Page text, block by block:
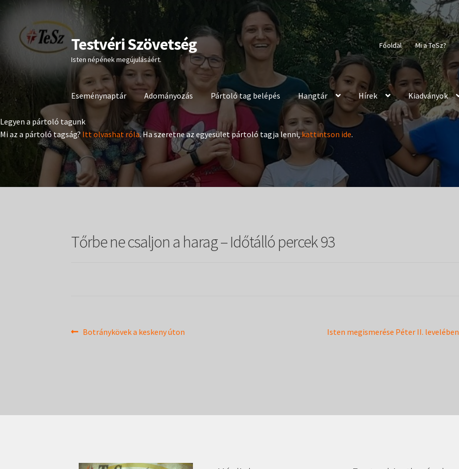
Ugrás
a
navigációhoz
Kilépés
a
tartalomba
Testvéri Szövetség
Isten népének megújulásáért.
Főoldal Mi a TeSz?
Eseménynaptár Adományozás Pártoló tag belépés Hangtár Hírek Kiadványok
Legyen a pártoló tagunk
Mi az a pártoló tagság? Itt olvashat róla. Ha szeretne az egyesület pártoló tagja lenni,kattintson ide.
Tőrbe ne csaljon a harag – Időtálló percek 93
Bejegyzés
Previous
Botránykövek a keskeny úton
Next
Isten megismerése Péter II. levelében